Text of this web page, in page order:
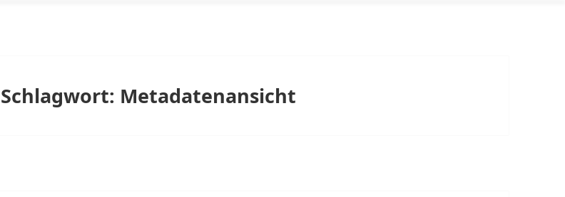
Schlagwort: Metadatenansicht